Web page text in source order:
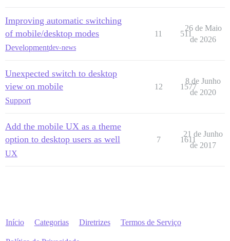
Improving automatic switching
of mobile/desktop modes
Developmentdev-news
11 511
26 de Maio
de 2026
Unexpected switch to desktop
view on mobile
Support
12 1577
8 de Junho
de 2020
Add the mobile UX as a theme
option to desktop users as well
UX
7 1611
21 de Junho
de 2017
Início Categorias Diretrizes Termos de Serviço